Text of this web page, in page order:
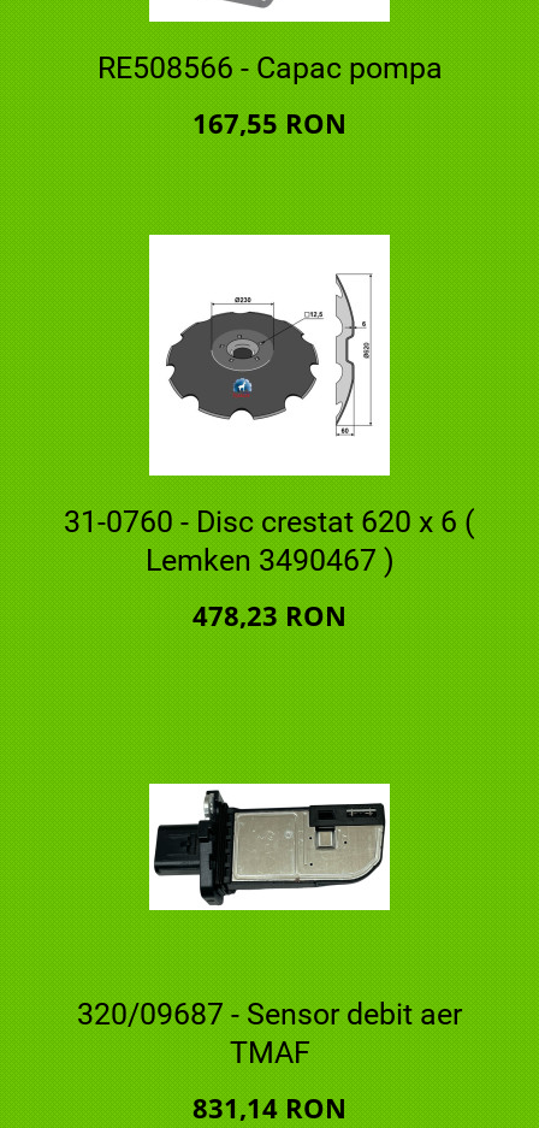
RE508566 - Capac pompa
167,55 RON
31-0760 - Disc crestat 620 x 6 (
Lemken 3490467 )
478,23 RON
320/09687 - Sensor debit aer
TMAF
831,14 RON